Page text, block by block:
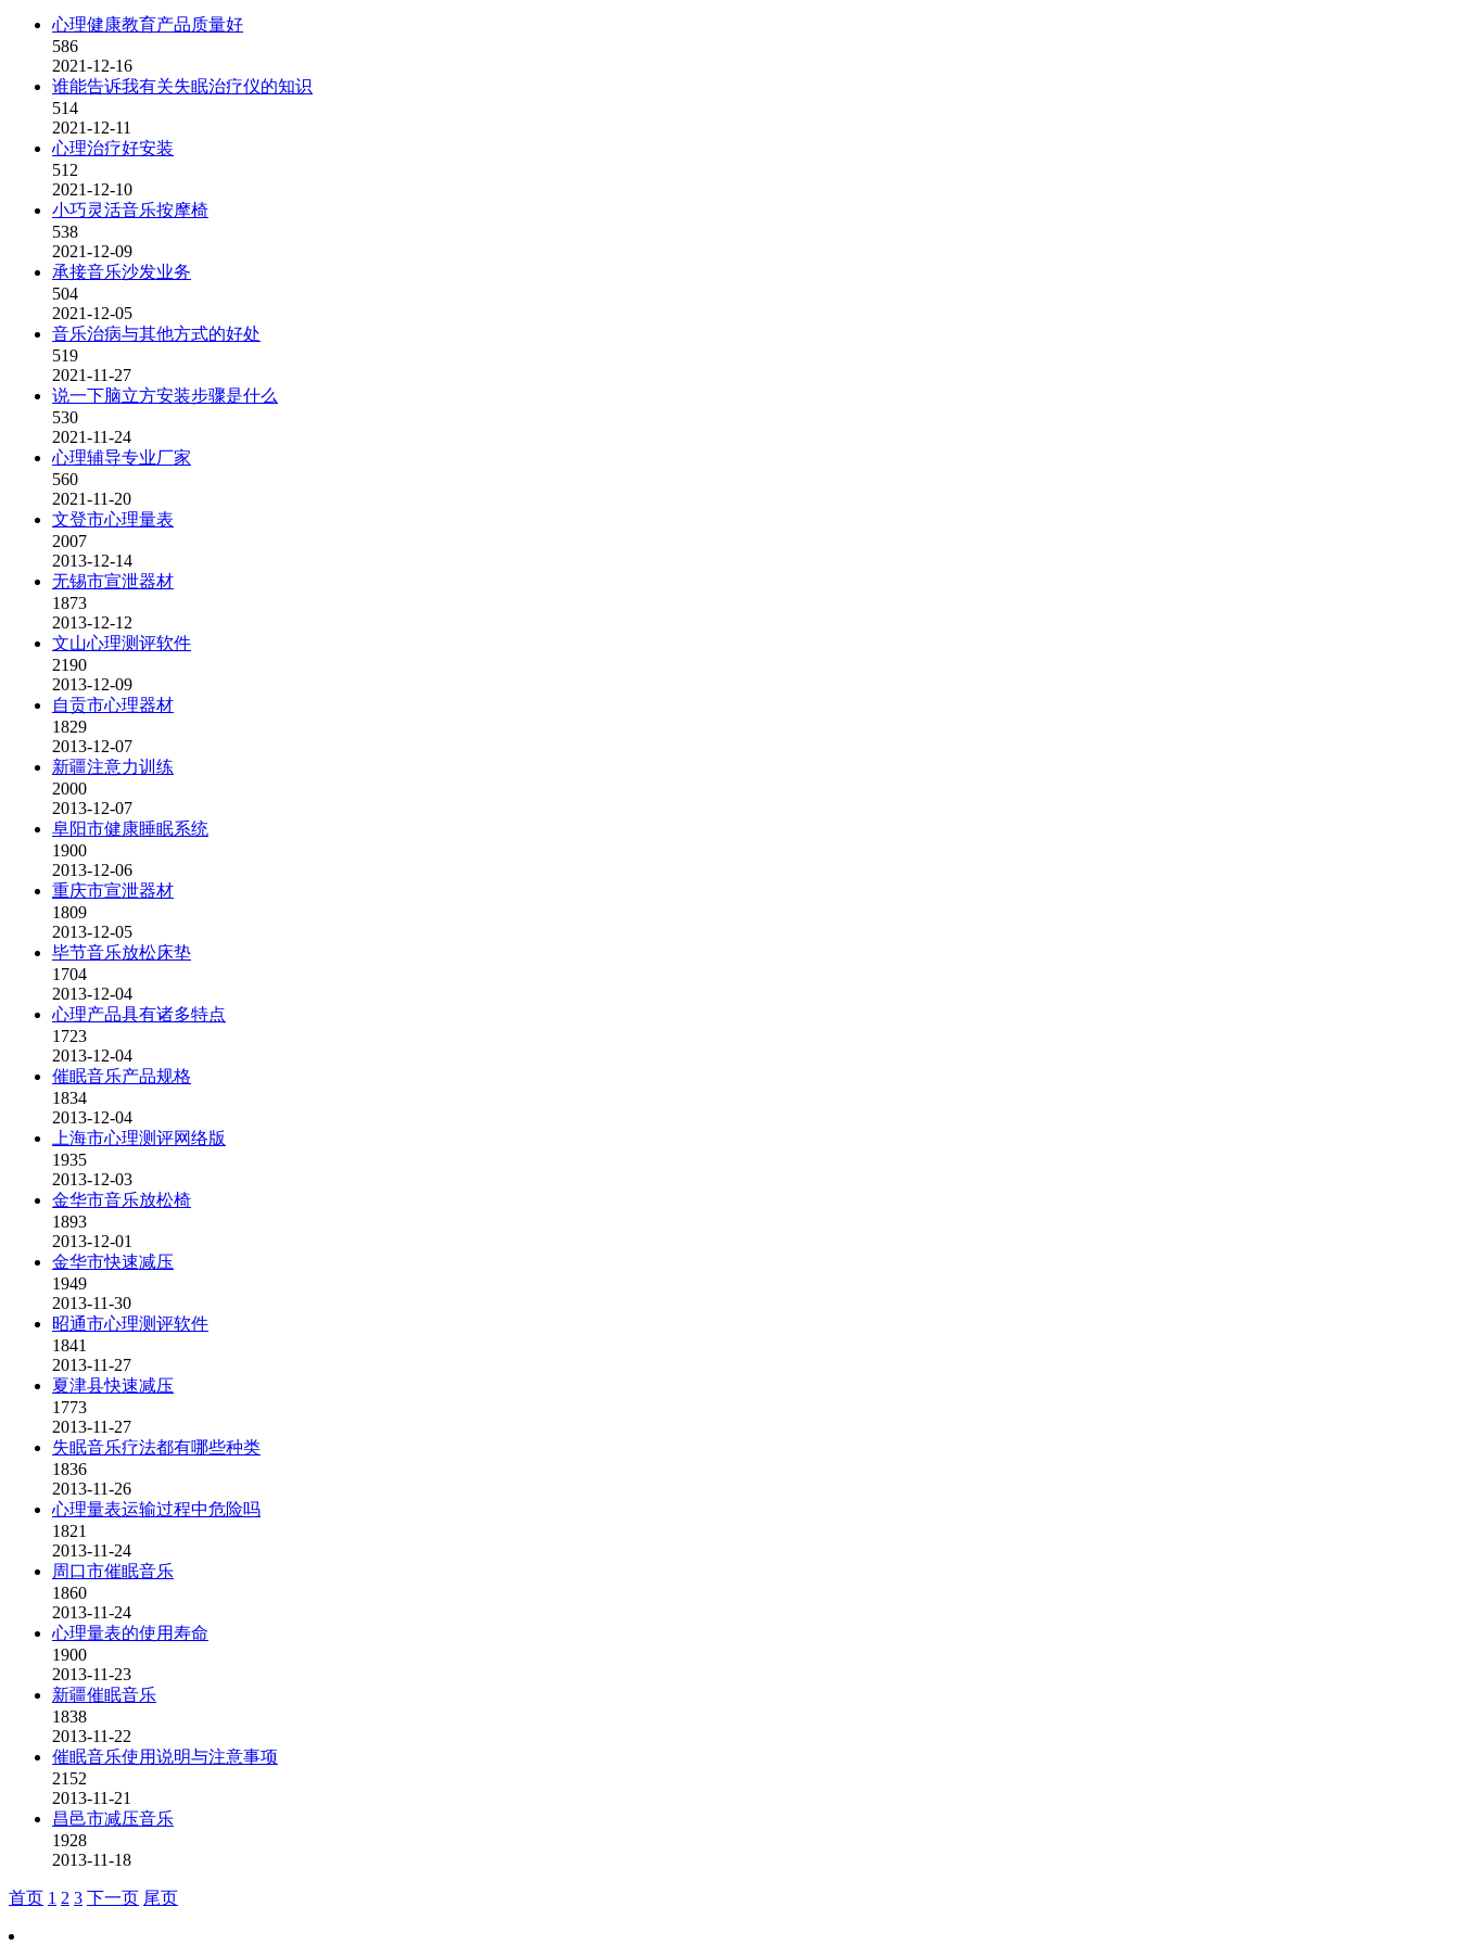
心理健康教育产品质量好
586
2021-12-16
谁能告诉我有关失眠治疗仪的知识
514
2021-12-11
心理治疗好安装
512
2021-12-10
小巧灵活音乐按摩椅
538
2021-12-09
承接音乐沙发业务
504
2021-12-05
音乐治病与其他方式的好处
519
2021-11-27
说一下脑立方安装步骤是什么
530
2021-11-24
心理辅导专业厂家
560
2021-11-20
文登市心理量表
2007
2013-12-14
无锡市宣泄器材
1873
2013-12-12
文山心理测评软件
2190
2013-12-09
自贡市心理器材
1829
2013-12-07
新疆注意力训练
2000
2013-12-07
阜阳市健康睡眠系统
1900
2013-12-06
重庆市宣泄器材
1809
2013-12-05
毕节音乐放松床垫
1704
2013-12-04
心理产品具有诸多特点
1723
2013-12-04
催眠音乐产品规格
1834
2013-12-04
上海市心理测评网络版
1935
2013-12-03
金华市音乐放松椅
1893
2013-12-01
金华市快速减压
1949
2013-11-30
昭通市心理测评软件
1841
2013-11-27
夏津县快速减压
1773
2013-11-27
失眠音乐疗法都有哪些种类
1836
2013-11-26
心理量表运输过程中危险吗
1821
2013-11-24
周口市催眠音乐
1860
2013-11-24
心理量表的使用寿命
1900
2013-11-23
新疆催眠音乐
1838
2013-11-22
催眠音乐使用说明与注意事项
2152
2013-11-21
昌邑市减压音乐
1928
2013-11-18
首页 1 2 3 下一页 尾页